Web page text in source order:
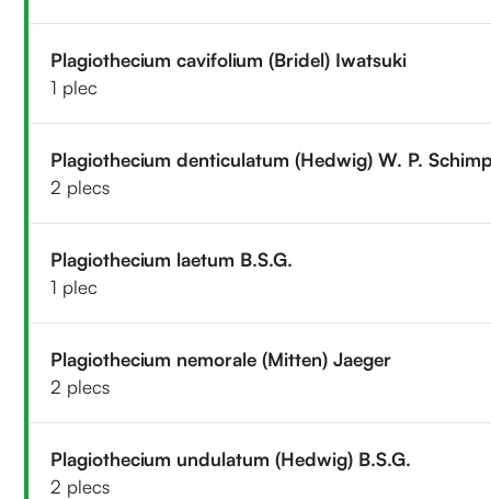
Plagiothecium cavifolium (Bridel) Iwatsuki
1 plec
Plagiothecium denticulatum (Hedwig) W. P.
2 plecs
Plagiothecium laetum B.S.G.
1 plec
Plagiothecium nemorale (Mitten) Jaeger
2 plecs
Plagiothecium undulatum (Hedwig) B.S.G.
2 plecs